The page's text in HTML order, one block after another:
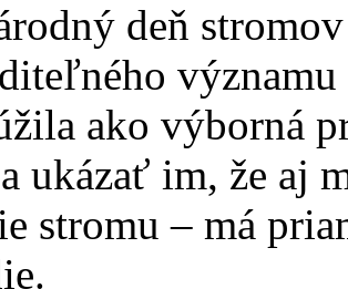
deň
ako výborná
ukázať im, že aj
stromu – má